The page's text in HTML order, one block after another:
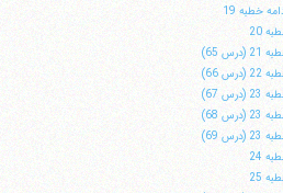
خطبه 19
20
(درس 65)
(درس 66)
(درس 67)
(درس 68)
(درس 69)
24
25